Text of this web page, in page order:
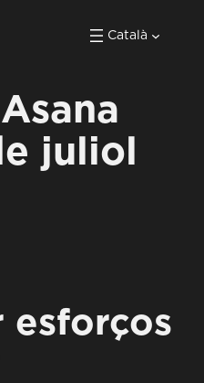
Català
juliol
esforços